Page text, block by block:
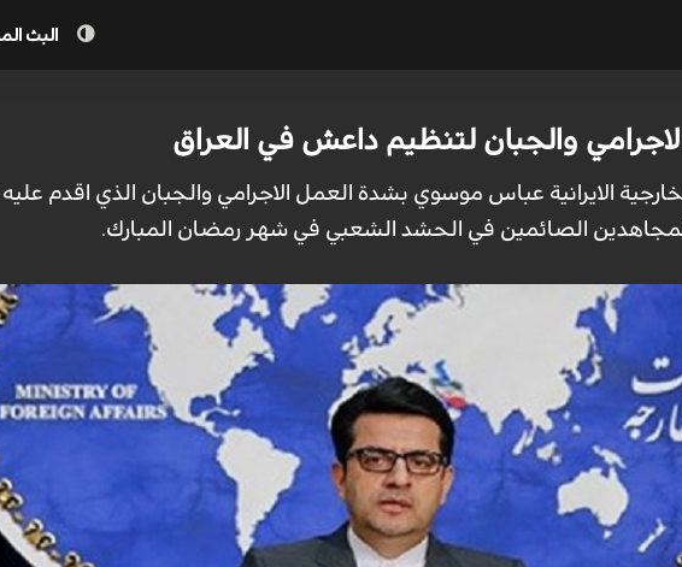
البث
والجبان لتنظيم داعش في العراق
الايرانية عباس موسوي بشدة العمل الاجرامي والجبان الذي اقدم
الصائمين في الحشد الشعبي في شهر رمضان المبارك.